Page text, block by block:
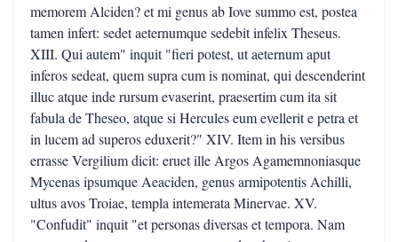
memorem Alciden? et mi genus ab Iove summo est, postea
tamen infert: sedet aeternumque sedebit infelix Theseus.
XIII. Qui autem" inquit "fieri potest, ut aeternum aput
inferos sedeat, quem supra cum is nominat, qui descenderint
illuc atque inde rursum evaserint, praesertim cum ita sit
fabula de Theseo, atque si Hercules eum evellerit e petra et
in lucem ad superos eduxerit?" XIV. Item in his versibus
errasse Vergilium dicit: eruet ille Argos Agamemnoniasque
Mycenas ipsumque Aeaciden, genus armipotentis Achilli,
ultus avos Troiae, templa intemerata Minervae. XV.
"Confudit" inquit "et personas diversas et tempora. Nam